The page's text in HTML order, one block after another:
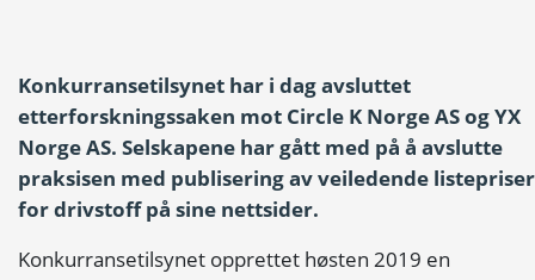
Konkurransetilsynet har i dag avsluttet
etterforskningssaken mot Circle K Norge AS og YX
Norge AS. Selskapene har gått med på å avslutte
praksisen med publisering av veiledende listepriser
for drivstoff på sine nettsider.
Konkurransetilsynet opprettet høsten 2019 en